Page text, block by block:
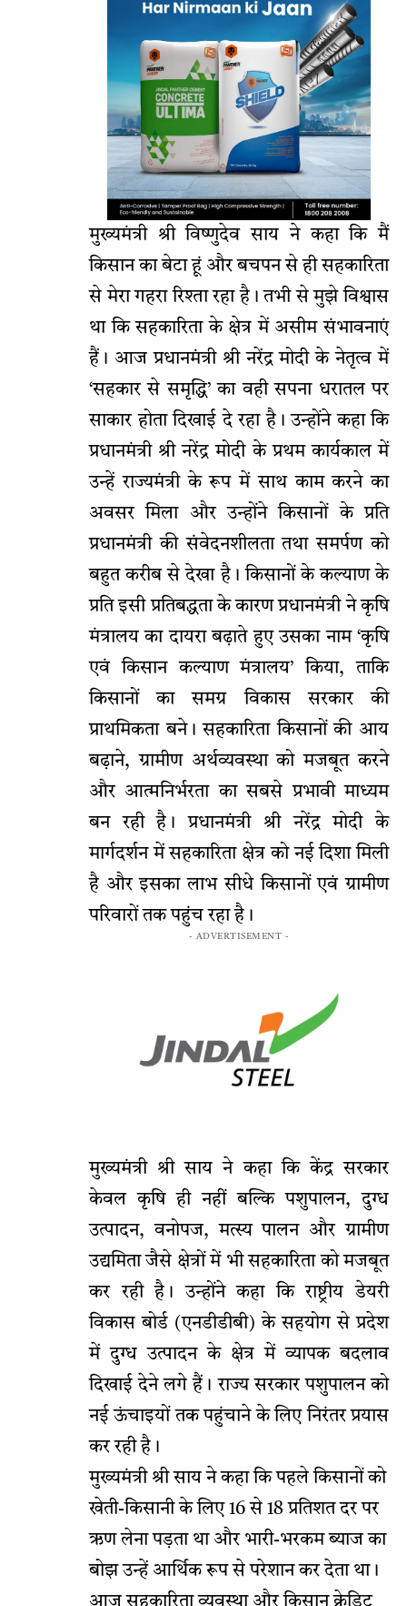
मुख्यमंत्री श्री विष्णुदेव साय ने कहा कि मैं
किसान का बेटा हूं और बचपन से ही सहकारिता
से मेरा गहरा रिश्ता रहा है। तभी से मुझे विश्वास
था कि सहकारिता के क्षेत्र में असीम संभावनाएं
हैं। आज प्रधानमंत्री श्री नरेंद्र मोदी के नेतृत्व में
‘सहकार से समृद्धि’ का वही सपना धरातल पर
साकार होता दिखाई दे रहा है। उन्होंने कहा कि
प्रधानमंत्री श्री नरेंद्र मोदी के प्रथम कार्यकाल में
उन्हें राज्यमंत्री के रूप में साथ काम करने का
अवसर मिला और उन्होंने किसानों के प्रति
प्रधानमंत्री की संवेदनशीलता तथा समर्पण को
बहुत करीब से देखा है। किसानों के कल्याण के
प्रति इसी प्रतिबद्धता के कारण प्रधानमंत्री ने कृषि
मंत्रालय का दायरा बढ़ाते हुए उसका नाम ‘कृषि
एवं किसान कल्याण मंत्रालय’ किया, ताकि
किसानों का समग्र विकास सरकार की
प्राथमिकता बने। सहकारिता किसानों की आय
बढ़ाने, ग्रामीण अर्थव्यवस्था को मजबूत करने
और आत्मनिर्भरता का सबसे प्रभावी माध्यम
बन रही है। प्रधानमंत्री श्री नरेंद्र मोदी के
मार्गदर्शन में सहकारिता क्षेत्र को नई दिशा मिली
है और इसका लाभ सीधे किसानों एवं ग्रामीण
परिवारों तक पहुंच रहा है।
- ADVERTISEMENT -
मुख्यमंत्री श्री साय ने कहा कि केंद्र सरकार
केवल कृषि ही नहीं बल्कि पशुपालन, दुग्ध
उत्पादन, वनोपज, मत्स्य पालन और ग्रामीण
उद्यमिता जैसे क्षेत्रों में भी सहकारिता को मजबूत
कर रही है। उन्होंने कहा कि राष्ट्रीय डेयरी
विकास बोर्ड (एनडीडीबी) के सहयोग से प्रदेश
में दुग्ध उत्पादन के क्षेत्र में व्यापक बदलाव
दिखाई देने लगे हैं। राज्य सरकार पशुपालन को
नई ऊंचाइयों तक पहुंचाने के लिए निरंतर प्रयास
कर रही है।
मुख्यमंत्री श्री साय ने कहा कि पहले किसानों को
खेती-किसानी के लिए 16 से 18 प्रतिशत दर पर
ऋण लेना पड़ता था और भारी-भरकम ब्याज का
बोझ उन्हें आर्थिक रूप से परेशान कर देता था।
आज सहकारिता व्यवस्था और किसान क्रेडिट